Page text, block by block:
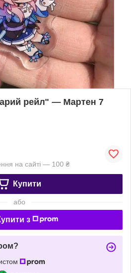
рейл" — Мартен 7
на сайті — 100 ₴
Купити
або
з